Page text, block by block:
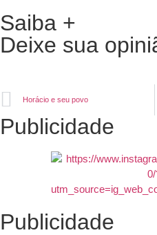
Saiba +
Deixe sua
Horácio e seu povo
Publicidade
Publicidade